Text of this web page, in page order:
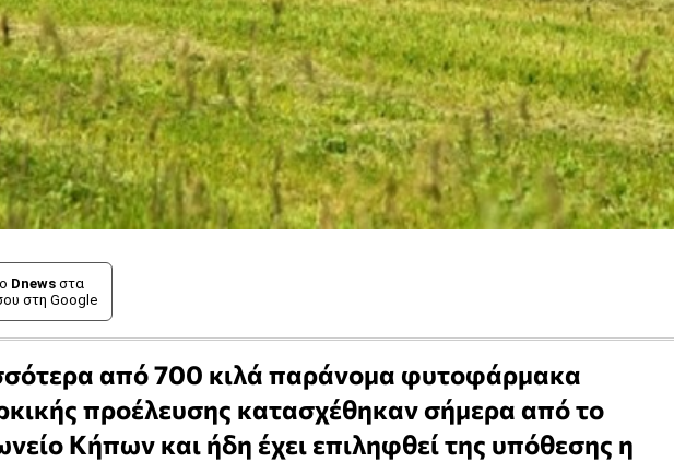
Dnews στα
στη Google
από 700 κιλά παράνομα φυτοφάρμακα
προέλευσης κατασχέθηκαν σήμερα από το
Κήπων και ήδη έχει επιληφθεί της υπόθεσης η